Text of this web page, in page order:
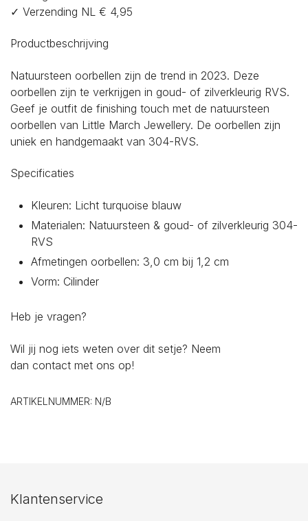
✓ Verzending NL € 4,95
Productbeschrijving
Natuursteen oorbellen zijn de trend in 2023. Deze
oorbellen zijn te verkrijgen in goud- of zilverkleurig RVS.
Geef je outfit de finishing touch met de natuursteen
oorbellen van Little March Jewellery. De oorbellen zijn
uniek en handgemaakt van 304-RVS.
Specificaties
Kleuren: Licht turquoise blauw
Materialen: Natuursteen & goud- of zilverkleurig 304-
RVS
Afmetingen oorbellen: 3,0 cm bij 1,2 cm
Vorm: Cilinder
Heb je vragen?
Wil jij nog iets weten over dit setje? Neem
dan contact met ons op!
ARTIKELNUMMER: N/B
Klantenservice